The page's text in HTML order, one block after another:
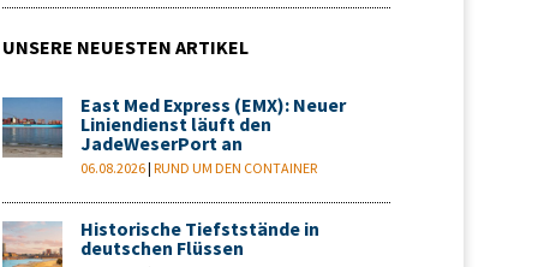
UNSERE NEUESTEN ARTIKEL
East Med Express (EMX): Neuer
Liniendienst läuft den
JadeWeserPort an
06.08.2026 |RUND UM DEN CONTAINER
Historische Tiefststände in
deutschen Flüssen